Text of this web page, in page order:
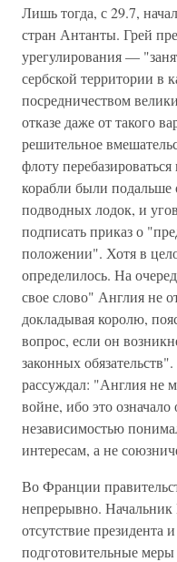
Лишь тогда, с 29.7,
стран Антанты. Грей
урегулирования —
сербской территории в
посредничеством
отказе даже от такого
решительное
флоту
корабли были подальше
подводных лодок, и
подписать приказ о
положении". Хотя в
определилось. На
свое слово" Англия не
докладывая королю,
вопрос, если он
законных
рассуждал: "Англия не
войне, ибо это
независимостью
интересам, а не
Во Франции
непрерывно.
отсутствие президента
подготовительные